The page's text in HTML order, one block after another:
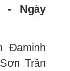
- Ngày
Đaminh
Trần